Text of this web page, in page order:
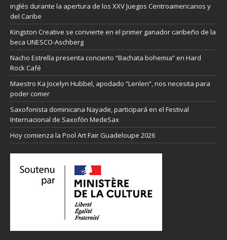
inglés durante la apertura de los XXV Juegos Centroamericanos y
del Caribe
Kingston Creative se convierte en el primer ganador caribeño de la
beca UNESCO-Aschberg
Nacho Estrella presenta concierto “Bachata bohemia” en Hard
Rock Café
Maestro Ka Jocelyn Hubbel, apodado “Lenlen”, nos necesita para
poder comer
Saxofonista dominicana Nayade, participará en el Festival
Internacional de Saxofón MedeSax
Hoy comienza la Pool Art Fair Guadeloupe 2026